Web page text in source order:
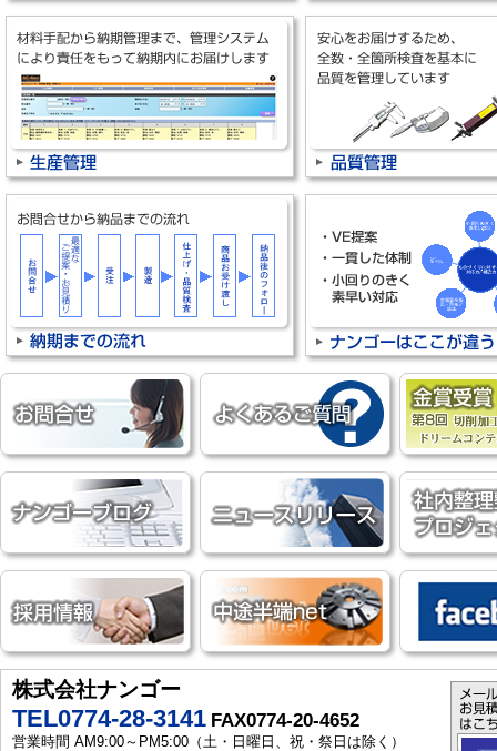
株式会社ナンゴー
TEL0774-28-3141 FAX0774-20-4652
営業時間 AM9:00～PM5:00（土・日曜日、祝・祭日は除く）